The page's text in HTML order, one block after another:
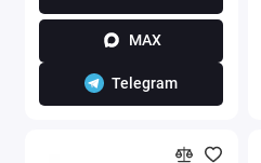
MAX
Telegram